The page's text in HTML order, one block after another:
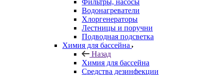
Фильтры, насосы
Водонагреватели
Хлоргенераторы
Лестницы и поручни
Подводная подсветка
Химия для бассейна
Назад
Химия для бассейна
Средства дезинфекции